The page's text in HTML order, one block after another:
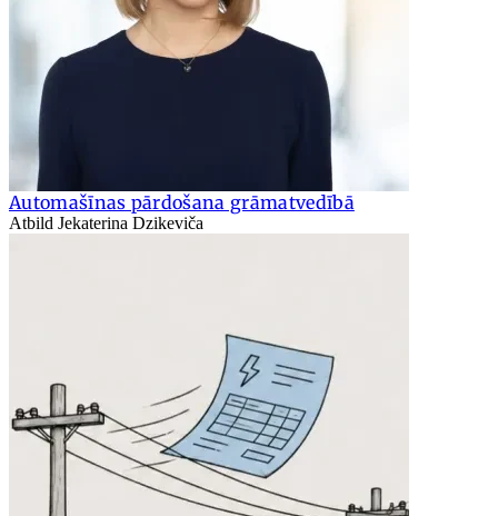
Automašīnas pārdošana grāmatvedībā
Atbild Jekaterina Dzikeviča